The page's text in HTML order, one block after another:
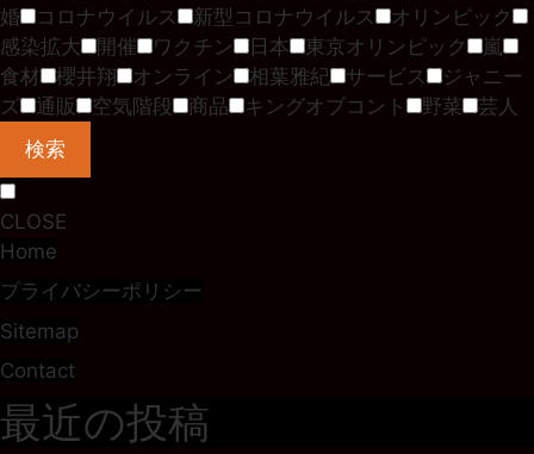
婚
コロナウイルス 新型コロナウイルス
オリンピック
感染拡大
開催 ワクチン 日本 東京オリンピック
嵐
食材
櫻井翔 オンライン 相葉雅紀 サービス
ジャニー
ズ
通販 空気階段 商品 キングオブコント 野菜
芸人
検索
CLOSE
Home
プライバシーポリシー
Sitemap
Contact
最近の投稿